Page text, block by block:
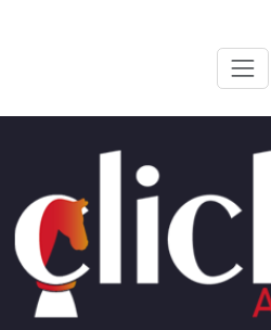
ClickerAcademie